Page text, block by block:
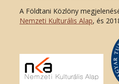
A Földtani Közlöny
Nemzeti Kulturális Alap, és